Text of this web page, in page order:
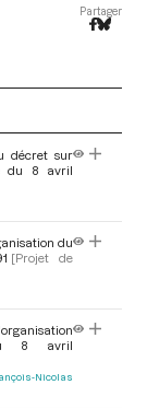
Partager
décret sur
du 8 avril
du
[Projet de
8 avril
Nicolas